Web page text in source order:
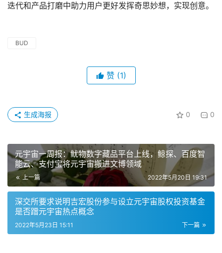
迭代和产品打磨中助力用户更好发挥奇思妙想，实现创意。
BUD
赞 (1)
0 0
生成海报
元宇宙一周报：鱿物数字藏品平台上线，鲸探、百度智
能云、支付宝将元宇宙搬进文博领域
上一篇 2022年5月20日 19:31
深交所要求说明吉宏股份参与设立元宇宙股权投资基金
是否蹭元宇宙热点概念
下一篇
2022年5月23日 15:11